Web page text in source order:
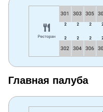
Главная палуба